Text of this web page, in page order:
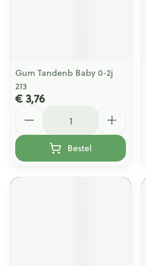
Gum Tandenb Baby 0-2j
213
€ 3,76
Bestel